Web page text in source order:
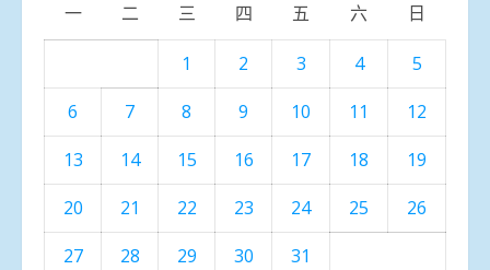
一 二 三 四 五 六 日
1 2 3 4
5
6
7 8 9 10 11
12
13
14 15 16 17 18
19
20
21 22 23 24 25
26
27
28 29 30 31